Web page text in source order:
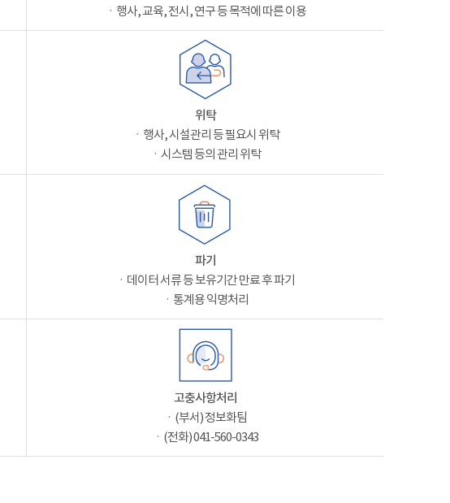
ㆍ행사, 교육, 전시, 연구 등 목적에 따른 이용
위탁
ㆍ행사, 시설관리 등 필요시 위탁
ㆍ시스템 등의 관리 위탁
파기
ㆍ데이터 서류 등 보유기간 만료 후 파기
ㆍ통계용 익명처리
고충사항처리
ㆍ(부서) 정보화팀
ㆍ(전화) 041-560-0343